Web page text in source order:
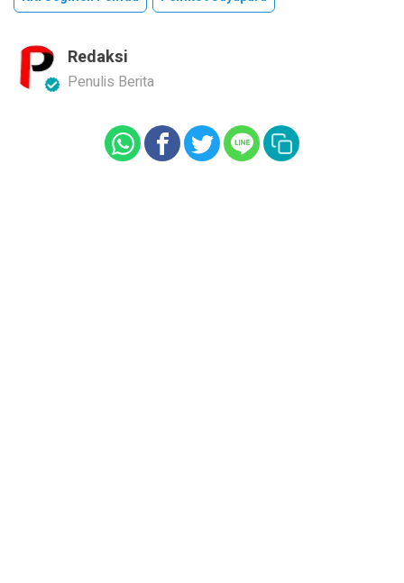
Redaksi
Penulis Berita